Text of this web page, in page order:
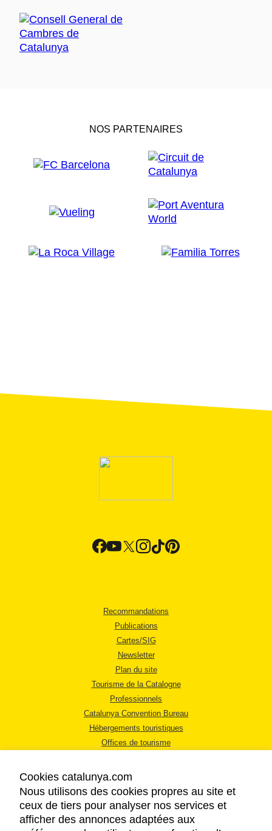
NOS PARTENAIRES
Recommandations
Publications
Cartes/SIG
Newsletter
Plan du site
Tourisme de la Catalogne
Professionnels
Catalunya Convention Bureau
Hébergements touristiques
Offices de tourisme
MENTIONS LÉGALES
Cookies catalunya.com
Nous utilisons des cookies propres au site et
ceux de tiers pour analyser nos services et
afficher des annonces adaptées aux